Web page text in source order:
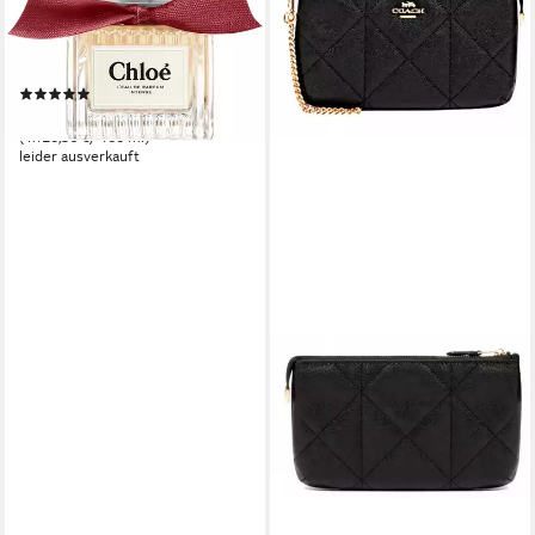
Eau de Parfum Chloé LEau de
Parfum Intense, Glasflakon,
Parfüm EDP, Damenduft
560,18 €
(1.120,36 €/ 100 ml)
leider ausverkauft